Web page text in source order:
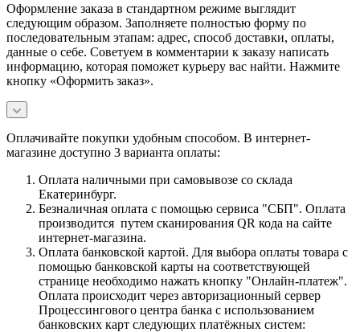
Оформление заказа в стандартном режиме выглядит
следующим образом. Заполняете полностью форму по
последовательным этапам: адрес, способ доставки, оплаты,
данные о себе. Советуем в комментарии к заказу написать
информацию, которая поможет курьеру вас найти. Нажмите
кнопку «Оформить заказ».
Оплачивайте покупки удобным способом. В интернет-
магазине доступно 3 варианта оплаты:
Оплата наличными при самовывозе со склада
Екатеринбург.
Безналичная оплата с помощью сервиса "СБП". Оплата
производится путем сканирования QR кода на сайте
интернет-магазина.
Оплата банковской картой. Для выбора оплаты товара с
помощью банковской карты на соответствующей
странице необходимо нажать кнопку "Онлайн-платеж".
Оплата происходит через авторизационный сервер
Процессингового центра банка с использованием
банковских карт следующих платёжных систем: